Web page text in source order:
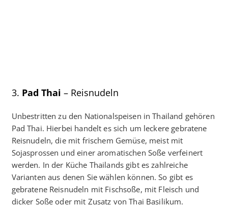
3. Pad Thai – Reisnudeln
Unbestritten zu den Nationalspeisen in Thailand gehören
Pad Thai. Hierbei handelt es sich um leckere gebratene
Reisnudeln, die mit frischem Gemüse, meist mit
Sojasprossen und einer aromatischen Soße verfeinert
werden. In der Küche Thailands gibt es zahlreiche
Varianten aus denen Sie wählen können. So gibt es
gebratene Reisnudeln mit Fischsoße, mit Fleisch und
dicker Soße oder mit Zusatz von Thai Basilikum.